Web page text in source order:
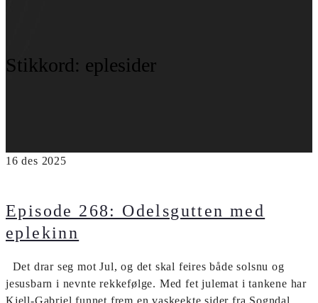
Stikkord: eplesider
16 des 2025
Episode 268: Odelsgutten med
eplekinn
Det drar seg mot Jul, og det skal feires både solsnu og
jesusbarn i nevnte rekkefølge. Med fet julemat i tankene har